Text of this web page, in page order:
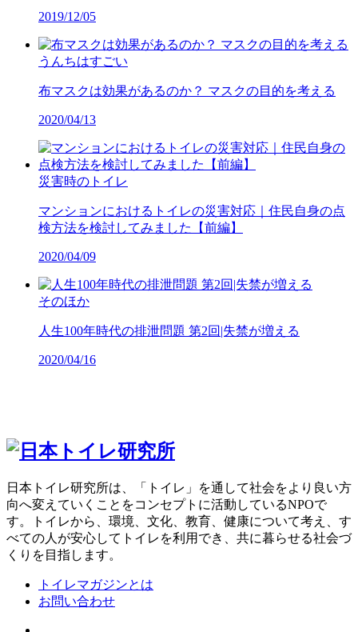
2019/12/05
うんちはすごい
布マスクは効果があるのか？ マスクの目的を考える
2020/04/13
災害時のトイレ
マンションにおけるトイレの災害対応｜住民自身の点
検方法を検討してみました【前編】
2020/04/09
そのほか
人生100年時代の排泄問題 第2回|失禁が増える
2020/04/16
日本トイレ研究所は、「トイレ」を通して社会をより良い方
向へ変えていくことをコンセプトに活動しているNPOで
す。トイレから、環境、文化、教育、健康について考え、す
べての人が安心してトイレを利用でき、共に暮らせる社会づ
くりを目指します。
トイレマガジンとは
お問い合わせ